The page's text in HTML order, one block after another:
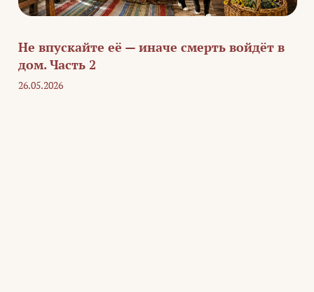
Не впускайте её — иначе смерть войдёт в
дом. Часть 2
26.05.2026